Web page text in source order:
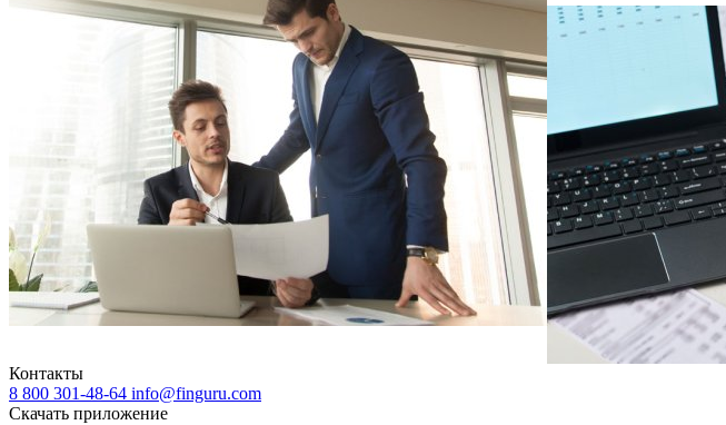
Контакты
8 800 301-48-64 info@finguru.com
Скачать приложение